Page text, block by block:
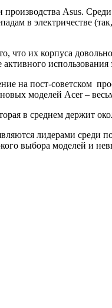
Asus.
в электричестве
их корпуса
на пост-советском
моделей Acer –
в среднем держит
лидерами
выбора моделей и